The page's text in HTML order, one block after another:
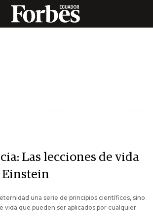
Las lecciones de vida
Einstein
una serie de principios científicos, sino
vida que pueden ser aplicados por cualquier